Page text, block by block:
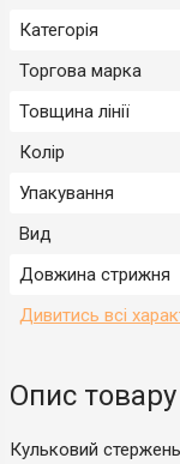
Категорія
Торгова марка
Товщина лінії
Колір
Упакування
Вид
Довжина стрижня
Дивитись всі
Опис товару
Кульковий стержень